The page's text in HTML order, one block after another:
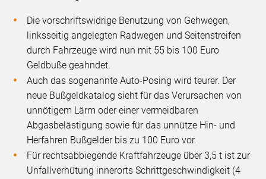
Die vorschriftswidrige Benutzung von Gehwegen,
linksseitig angelegten Radwegen und Seitenstreifen
durch Fahrzeuge wird nun mit 55 bis 100 Euro
Geldbuße geahndet.
Auch das sogenannte Auto-Posing wird teurer. Der
neue Bußgeldkatalog sieht für das Verursachen von
unnötigem Lärm oder einer vermeidbaren
Abgasbelästigung sowie für das unnütze Hin- und
Herfahren Bußgelder bis zu 100 Euro vor.
Für rechtsabbiegende Kraftfahrzeuge über 3,5 t ist zur
Unfallverhütung innerorts Schrittgeschwindigkeit (4